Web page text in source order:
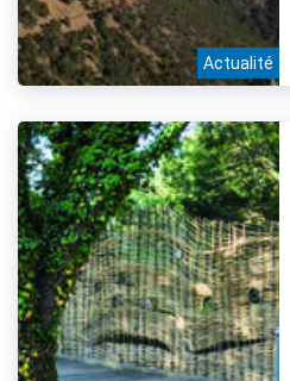
Actualité